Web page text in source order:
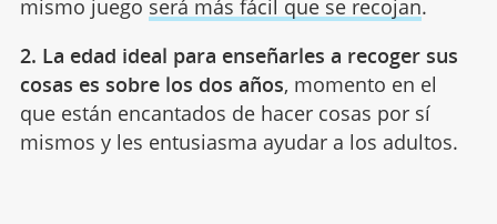
mismo juego será más fácil que se recojan.
2. La edad ideal para enseñarles a recoger sus
cosas es sobre los dos años, momento en el
que están encantados de hacer cosas por sí
mismos y les entusiasma ayudar a los adultos.